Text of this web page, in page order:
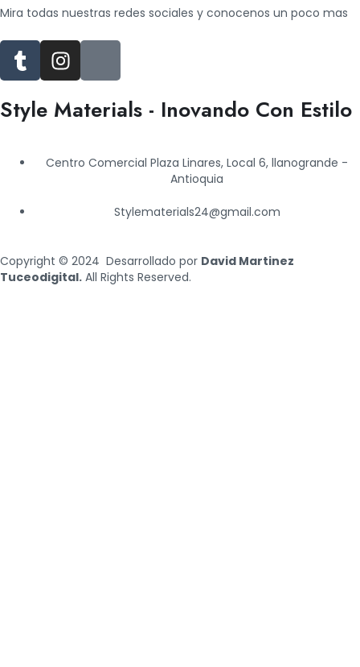
Mira todas nuestras redes sociales y conocenos un poco mas
T
u
m
b
l
I
n
s
t
r
J
i
-
c
o
k
Style Materials - Inovando Con Estilo
Centro Comercial Plaza Linares, Local 6, llanogrande -
Antioquia
Stylematerials24@gmail.com
Copyright © 2024 Desarrollado por David Martinez
Tuceodigital. All Rights Reserved.